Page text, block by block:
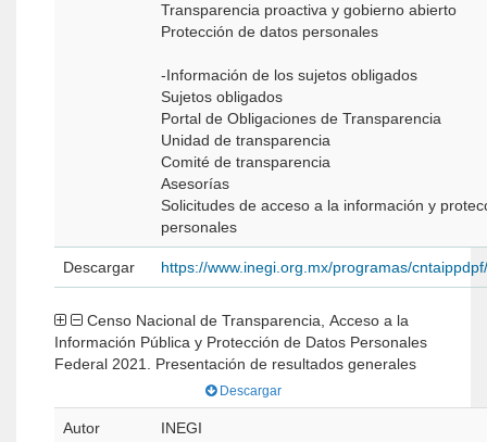
Transparencia proactiva y gobierno abierto
Protección de datos personales
-Información de los sujetos obligados
Sujetos obligados
Portal de Obligaciones de Transparencia
Unidad de transparencia
Comité de transparencia
Asesorías
Solicitudes de acceso a la información y
personales
Descargar https://www.inegi.org.mx/programas/
Información Pública y Protección de Datos Personales
Federal 2021. Presentación de resultados generales
Descargar
Autor INEGI